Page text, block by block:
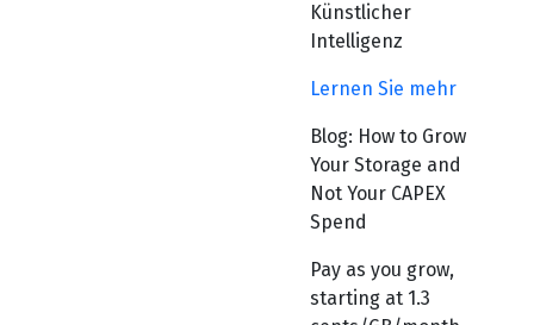
Künstlicher
Intelligenz
Lernen Sie mehr
Blog: How to Grow
Your Storage and
Not Your CAPEX
Spend
Pay as you grow,
starting at 1.3